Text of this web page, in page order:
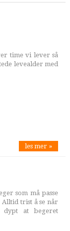
time vi lever så
levealder med
les mer »
som må passe
trist å se når
at begeret